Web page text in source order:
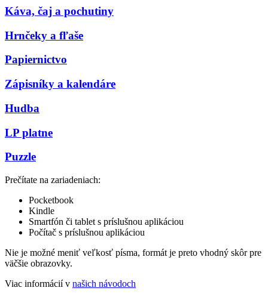
Káva, čaj a pochutiny
Hrnčeky a fľaše
Papiernictvo
Zápisníky a kalendáre
Hudba
LP platne
Puzzle
Prečítate na zariadeniach:
Pocketbook
Kindle
Smartfón či tablet s príslušnou aplikáciou
Počítač s príslušnou aplikáciou
Nie je možné meniť veľkosť písma, formát je preto vhodný skôr pre
väčšie obrazovky.
Viac informácií v našich návodoch